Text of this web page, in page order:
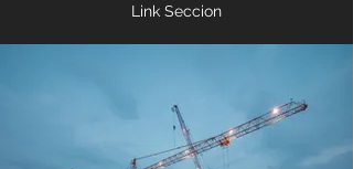
Link Seccion